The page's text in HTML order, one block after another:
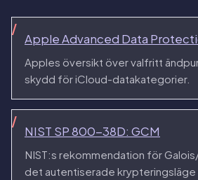
Apple Advanced Data
Apples översikt över valfritt
skydd för iCloud-datakategorier.
NIST SP 800-38D: GCM
NIST:s rekommendation för
det autentiserade krypteringsläge